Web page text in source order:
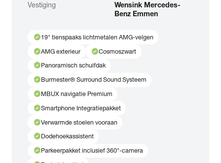
Vestiging
Wensink Mercedes-
Benz Emmen
check_circle19" tienspaaks lichtmetalen AMG-velgen
check_circleAMG exterieur check_circleCosmoszwart
check_circlePanoramisch schuifdak
check_circleBurmester® Surround Sound Systeem
check_circleMBUX navigatie Premium
check_circleSmartphone Integratiepakket
check_circleVerwarmde stoelen vooraan
check_circleDodehoekassistent
check_circleParkeerpakket inclusief 360°-camera